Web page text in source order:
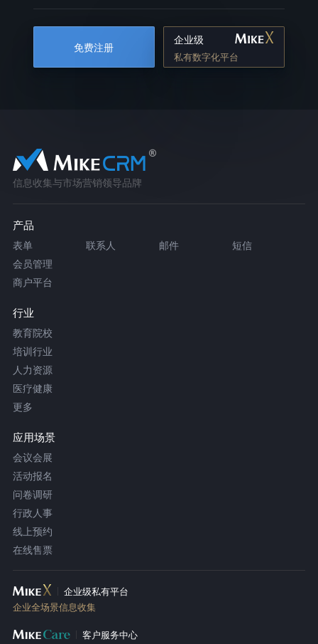
免费注册
企业级
私有数字化平台
信息收集与市场营销领导品牌
产品
表单 联系人 邮件
短信
会员管理
商户平台
行业
教育院校
培训行业
人力资源
医疗健康
更多
应用场景
会议会展
活动报名
问卷调研
行政人事
线上预约
在线售票
企业级私有平台
企业全场景信息收集
客户服务中心